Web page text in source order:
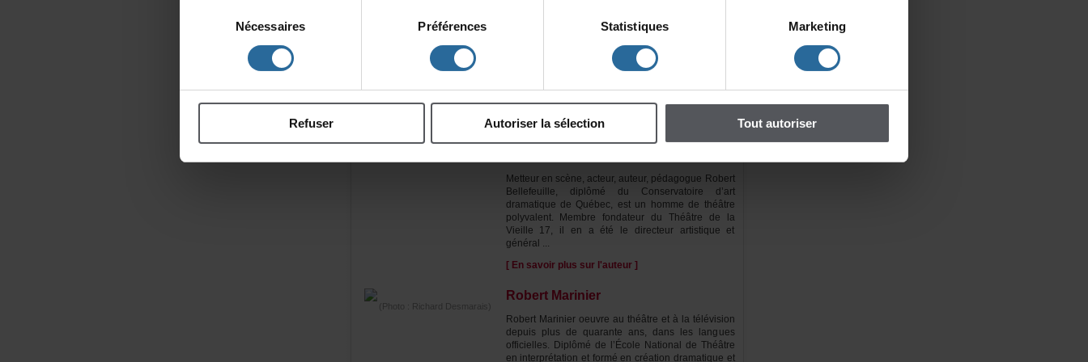
consentement
Nécessaires Préférences Statistiques Marketing
Refuser Autoriserlasélection Toutautoriser
betweencomedyandmusicalcomedy,thiszanyshowliterallyseducedthe
EstRépublicain
October15,1995.
ÀPROPOSDE(S)L'AUTEUR(S)
Metteurenscène,acteur,auteur,pédagogueRobert
Bellefeuille,diplôméduConservatoired’art
dramatiquedeQuébec,estunhommedethéâtre
polyvalent.MembrefondateurduThéâtredela
Vieille17,ilenaétéledirecteurartistiqueet
général...
[Ensavoirplussurl'auteur]
(Photo:RichardDesmarais)
RobertMarinier
RobertMarinieroeuvreauthéâtreetàlatélévision
depuisplusdequaranteans,dansleslangues
officielles.Diplômédel’ÉcoleNationaldeThéâtre
eninterprétationetforméencréationdramatiqueet